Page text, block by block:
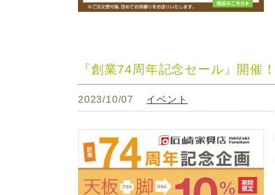
『創業74周年記念セール』開催！
2023/10/07 イベント